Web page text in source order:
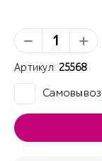
Артикул: 25568
Самовывоз